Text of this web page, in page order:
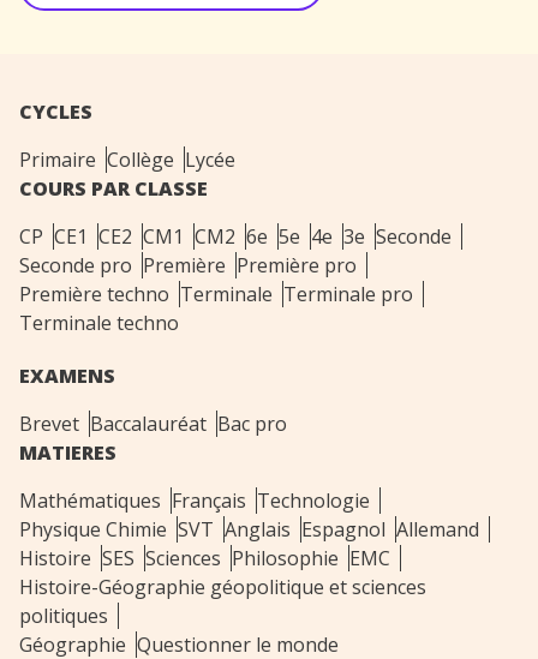
CYCLES
Primaire Collège Lycée
COURS PAR CLASSE
CP CE1 CE2 CM1 CM2 6e 5e 4e 3e Seconde
Seconde pro Première Première pro
Première techno Terminale Terminale pro
Terminale techno
EXAMENS
Brevet Baccalauréat Bac pro
MATIERES
Mathématiques Français Technologie
Physique Chimie SVT Anglais Espagnol Allemand
Histoire SES Sciences Philosophie EMC
Histoire-Géographie géopolitique et sciences
politiques
Géographie Questionner le monde